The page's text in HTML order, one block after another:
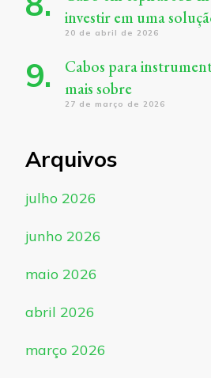
investir em uma
20 de abril de 2026
Cabos para
mais sobre
27 de março de 2026
Arquivos
julho 2026
junho 2026
maio 2026
abril 2026
março 2026